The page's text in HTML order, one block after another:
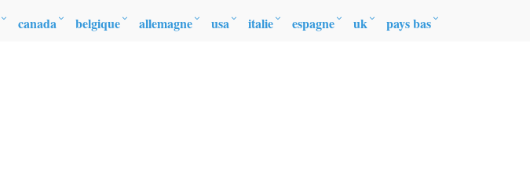
canada belgique allemagne usa italie espagne uk pays bas